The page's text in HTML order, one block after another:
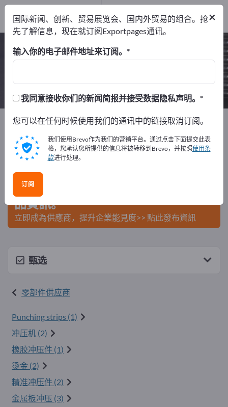
冲压件 – 查找制造商和供应商
14 13 1
制造商13
经销商1
Exportpages 部件/零件 零部件供应商 冲压件
在Exportpages免費刊登廣告！
在Exportpages上發布您的公司與產
品資訊。
立即成為供應商，提升企業能見度>> 點此發布資訊
甄选
零部件供应商
Punching strips (1)
冲压机 (2)
橡胶冲压件 (1)
烫金 (2)
精准冲压件 (2)
金属板冲压 (3)
×
国际新闻、创新、贸易展览会、国内外贸易的组合。抢
先了解信息，现在就订阅Exportpages通讯。
输入你的电子邮件地址来订阅。
我同意接收你们的新闻简报并接受数据隐私声明。
您可以在任何时候使用我们的通讯中的链接取消订阅。
我们使用Brevo作为我们的营销平台。通过点击下面提交此表
格，您承认您所提供的信息将被转移到Brevo，并按照使用条
款进行处理。
订阅